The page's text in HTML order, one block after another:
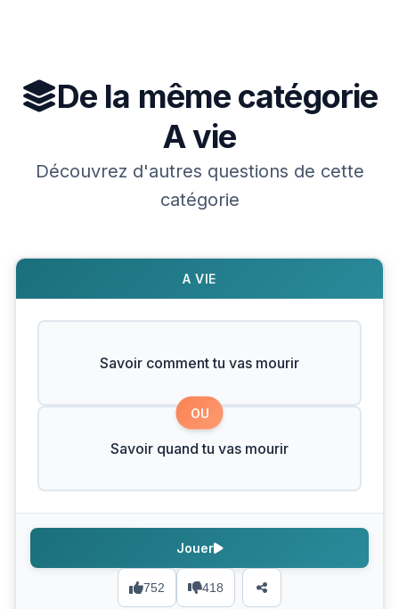
De la même catégorie
A vie
Découvrez d'autres questions de cette
catégorie
A VIE
Savoir comment tu vas mourir
OU
Savoir quand tu vas mourir
752 418
Jouer